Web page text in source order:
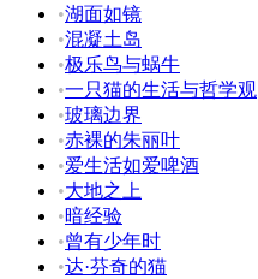
•湖面如镜
•混凝土岛
•极乐鸟与蜗牛
•一只猫的生活与哲学观
•玻璃边界
•赤裸的朱丽叶
•爱生活如爱啤酒
•大地之上
•暗经验
•曾有少年时
•达·芬奇的猫